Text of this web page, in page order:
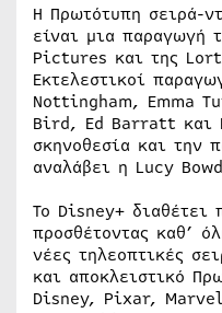
Η Πρωτότυπη σειρά-
είναι μια παραγωγή
Pictures και της
Εκτελεστικοί
Nottingham, Emma
Bird, Ed Barratt
σκηνοθεσία και την
αναλάβει η Lucy
Το Disney+ διαθέτει
προσθέτοντας καθ’
νέες τηλεοπτικές
και αποκλειστικό
Disney, Pixar,